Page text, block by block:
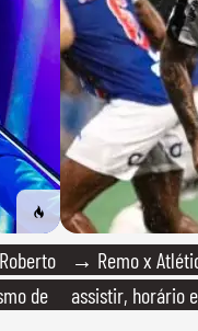
de
→ Remo x
assistir, horário